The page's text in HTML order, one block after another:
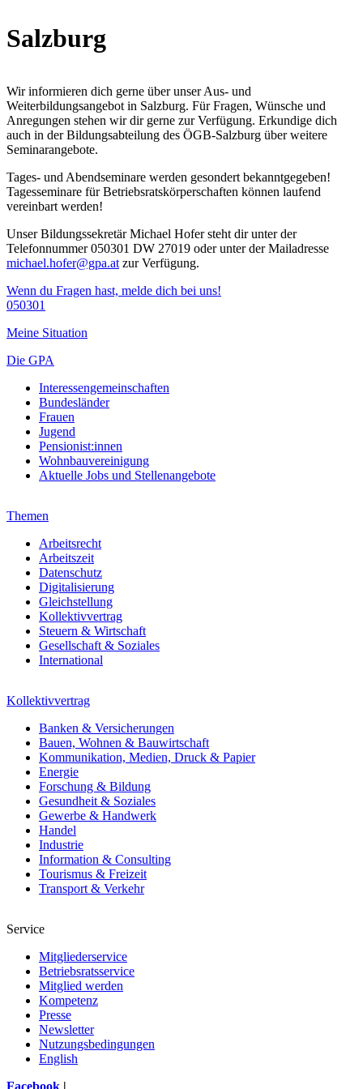
Salzburg
Wir informieren dich gerne über unser Aus- und
Weiterbildungsangebot in Salzburg. Für Fragen, Wünsche und
Anregungen stehen wir dir gerne zur Verfügung. Erkundige dich
auch in der Bildungsabteilung des ÖGB-Salzburg über weitere
Seminarangebote.
Tages- und Abendseminare werden gesondert bekanntgegeben!
Tagesseminare für Betriebsratskörperschaften können laufend
vereinbart werden!
Unser Bildungssekretär Michael Hofer steht dir unter der
Telefonnummer 050301 DW 27019 oder unter der Mailadresse
michael.hofer@gpa.at zur Verfügung.
Wenn du Fragen hast, melde dich bei uns!
050301
Meine Situation
Die GPA
Interessengemeinschaften
Bundesländer
Frauen
Jugend
Pensionist:innen
Wohnbauvereinigung
Aktuelle Jobs und Stellenangebote
Themen
Arbeitsrecht
Arbeitszeit
Datenschutz
Digitalisierung
Gleichstellung
Kollektivvertrag
Steuern & Wirtschaft
Gesellschaft & Soziales
International
Kollektivvertrag
Banken & Versicherungen
Bauen, Wohnen & Bauwirtschaft
Kommunikation, Medien, Druck & Papier
Energie
Forschung & Bildung
Gesundheit & Soziales
Gewerbe & Handwerk
Handel
Industrie
Information & Consulting
Tourismus & Freizeit
Transport & Verkehr
Service
Mitgliederservice
Betriebsratsservice
Mitglied werden
Kompetenz
Presse
Newsletter
Nutzungsbedingungen
English
Facebook |